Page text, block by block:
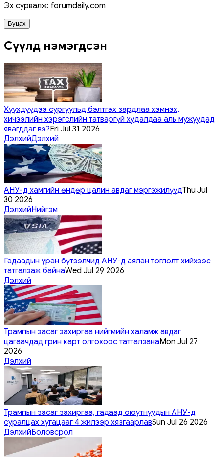
Эх сурвалж: forumdaily.com
Буцах
Сүүлд нэмэгдсэн
Хүүхдүүдээ сургуульд бэлтгэх зардлаа хэмнэх,
хичээлийн хэрэгслийн татваргүй худалдаа аль мужуудад
явагддаг вэ?Fri Jul 31 2026
ДэлхийДэлхий
АНУ-д хамгийн өндөр цалин авдаг мэргэжилүүдThu Jul
30 2026
ДэлхийНийгэм
Гадаадын уран бүтээлчид АНУ-д аялан тоглолт хийхээс
татгалзаж байнаWed Jul 29 2026
Дэлхий
Трампын засаг захиргаа нийгмийн халамж авдаг
цагаачдад грин карт олгохоос татгалзанаMon Jul 27
2026
Дэлхий
Трампын засаг захиргаа, гадаад оюутнуудын АНУ-д
суралцах хугацааг 4 жилээр хязгаарлавSun Jul 26 2026
ДэлхийБоловсрол